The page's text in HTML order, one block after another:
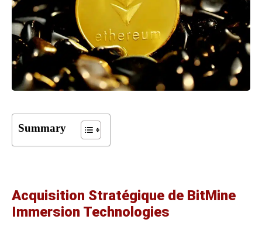
Summary
Acquisition Stratégique de BitMine
Immersion Technologies